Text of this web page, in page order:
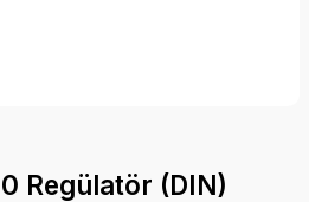
Regülatör (DIN)